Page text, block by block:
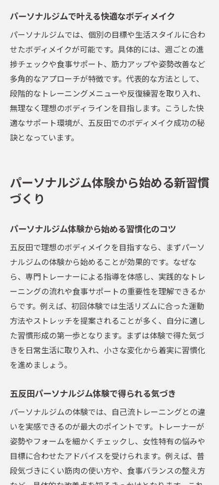
パーソナルジムで叶える快適なボディメイク
パーソナルジムでは、個別の目標や生活スタイルに合わ
せたボディメイクが可能です。具体的には、週ごとの進
捗チェックや食事サポート、筋力アップや姿勢改善など
多角的なアプローチが特徴です。代表的な方法として、
段階的なトレーニングメニューや反復練習を取り入れ、
無理なく理想のボディラインを目指します。こうした快
適なサポート環境が、五反田でのボディメイク成功の秘
訣となっています。
パーソナルジム体験から始める新習慣
づくり
パーソナルジム体験から始める習慣化のコツ
五反田で理想のボディメイクを目指すなら、まずパーソ
ナルジムの体験から始めることが効果的です。なぜな
ら、専門トレーナーによる指導を体感し、実践的なトレ
ーニングの流れや食事サポートの重要性を理解できるか
らです。例えば、初回体験では生活リズムに合った運動
方法やストレッチを提案されることが多く、自分に適し
た習慣形成の第一歩となります。まずは体験で得た気づ
きを日常生活に取り入れ、小さな変化から着実に習慣化
を進めましょう。
五反田パーソナルジム体験で得られる気づき
パーソナルジムの体験では、自己流トレーニングとの違
いを実感できるのが最大のポイントです。トレーナーが
姿勢やフォームを細かくチェックし、女性特有の悩みや
目標に合わせたアドバイスを受けられます。例えば、普
段気づきにくい筋肉の使い方や、食事バランスの整え方